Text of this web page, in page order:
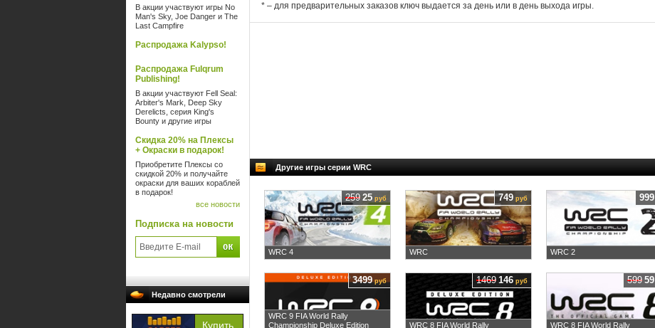
В акции участвуют игры No
Man's Sky, Joe Danger и The
Last Campfire
Распродажа Kalypso!
Распродажа Fulqrum
Publishing!
В акции участвуют Fell Seal:
Arbiter's Mark, Deep Sky
Derelicts, серия King's
Bounty и другие игры
Скидка 20% на Плексы
+ Окраски в подарок!
Приобретите Плексы со
скидкой 20% и получайте
окраски для ваших кораблей
в подарок!
все новости
Подписка на новости
Недавно смотрели
* – для предварительных заказов ключ выдается за день или в день выхода игры.
Другие игры серии WRC
WRC 4
259 25 руб
WRC
749 руб
WRC 2
999
WRC 9 FIA World Rally
Championship Deluxe Edition
3499руб
WRC 8 FIA World Rally
1469 146 руб
WRC 8 FIA World Rally
599 59